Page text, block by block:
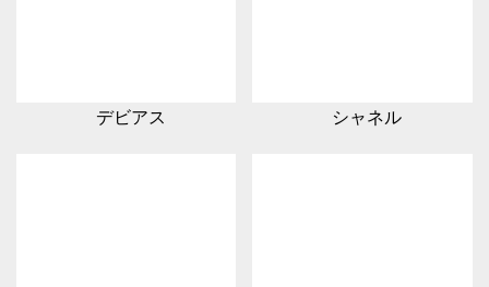
デビアス シャネル